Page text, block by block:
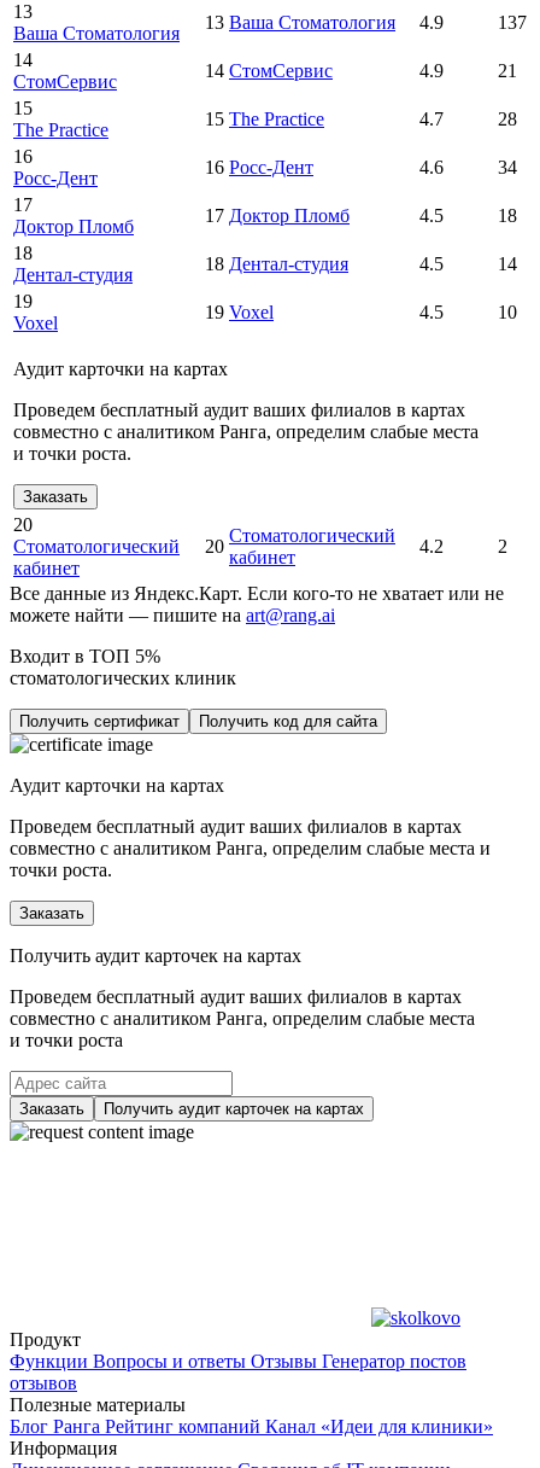
13
Ваша Стоматология
13 Ваша Стоматология 4.9
137
14
СтомСервис
14 СтомСервис 4.9
21
15
The Practice
15 The Practice 4.7
28
16
Росс-Дент
16 Росс-Дент 4.6
34
17
Доктор Пломб
17 Доктор Пломб 4.5
18
18
Дентал-студия
18 Дентал-студия 4.5
14
19
Voxel
19 Voxel 4.5 10
Аудит карточки на картах
Проведем бесплатный аудит ваших филиалов в картах
совместно с аналитиком Ранга, определим слабые места
и точки роста.
Заказать
20
Стоматологический
кабинет
20
Стоматологический
кабинет
4.2 2
Все данные из Яндекс.Карт. Если кого-то не хватает или не
можете найти — пишите на art@rang.ai
Входит в ТОП 5%
стоматологических клиник
Получить сертификат Получить код для сайта
Аудит карточки на картах
Проведем бесплатный аудит ваших филиалов в картах
совместно с аналитиком Ранга, определим слабые места и
точки роста.
Заказать
Получить аудит карточек на картах
Проведем бесплатный аудит ваших филиалов в картах
совместно с аналитиком Ранга, определим слабые места
и точки роста
Заказать Получить аудит карточек на картах
Продукт
Функции Вопросы и ответы Отзывы Генератор постов
отзывов
Полезные материалы
Блог Ранга Рейтинг компаний Канал «Идеи для клиники»
Информация